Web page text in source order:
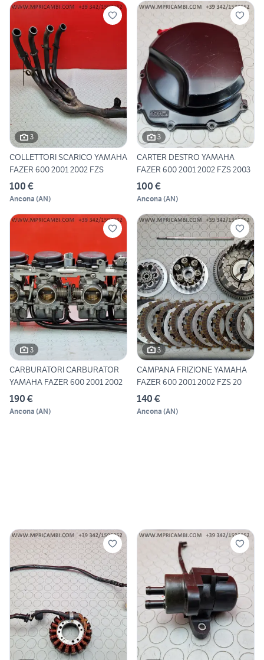
3
COLLETTORI SCARICO YAMAHA
FAZER 600 2001 2002 FZS
100 €
Ancona (AN)
3
CARTER DESTRO YAMAHA
FAZER 600 2001 2002 FZS 2003
100 €
Ancona (AN)
3
CARBURATORI CARBURATOR
YAMAHA FAZER 600 2001 2002
190 €
Ancona (AN)
3
CAMPANA FRIZIONE YAMAHA
FAZER 600 2001 2002 FZS 20
140 €
Ancona (AN)